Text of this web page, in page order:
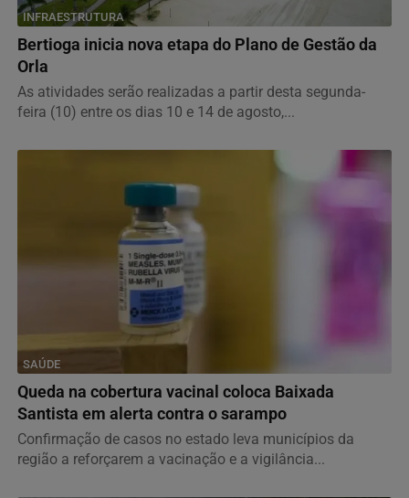
INFRAESTRUTURA
Bertioga inicia nova etapa do Plano de Gestão da
Orla
As atividades serão realizadas a partir desta segunda-
feira (10) entre os dias 10 e 14 de agosto,...
SAÚDE
Queda na cobertura vacinal coloca Baixada
Santista em alerta contra o sarampo
Confirmação de casos no estado leva municípios da
região a reforçarem a vacinação e a vigilância...